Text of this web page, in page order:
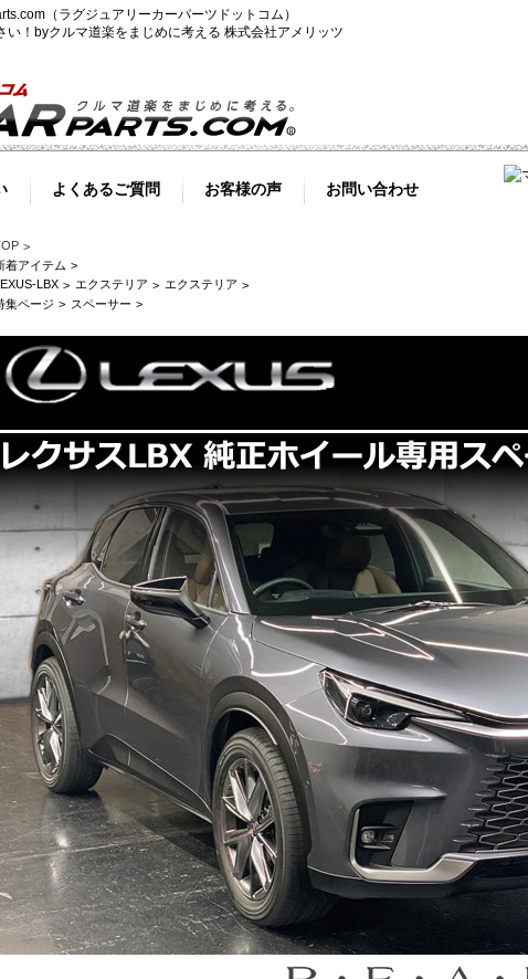
（ラグジュアリーカーパーツドットコム）
！byクルマ道楽をまじめに考える 株式会社アメリッツ
よくあるご質問 お客様の声 お問い合わせ
着アイテム
LBX
エクステリア
エクステリア
集ページ
スペーサー